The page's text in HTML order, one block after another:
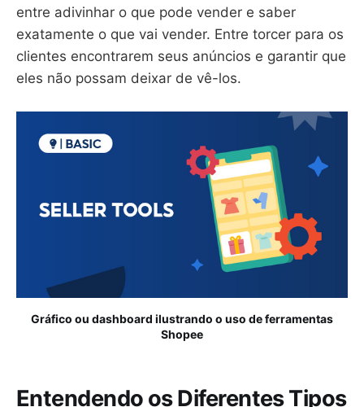
entre adivinhar o que pode vender e saber
exatamente o que vai vender. Entre torcer para os
clientes encontrarem seus anúncios e garantir que
eles não possam deixar de vê-los.
Gráfico ou dashboard ilustrando o uso de ferramentas
Shopee
Entendendo os Diferentes Tipos